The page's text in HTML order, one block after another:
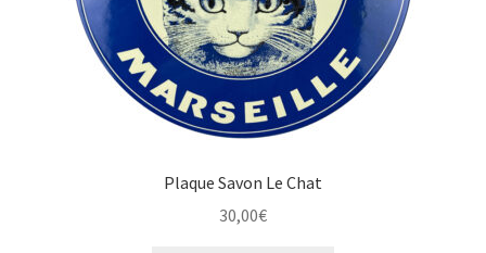
Plaque Savon Le Chat
30,00€